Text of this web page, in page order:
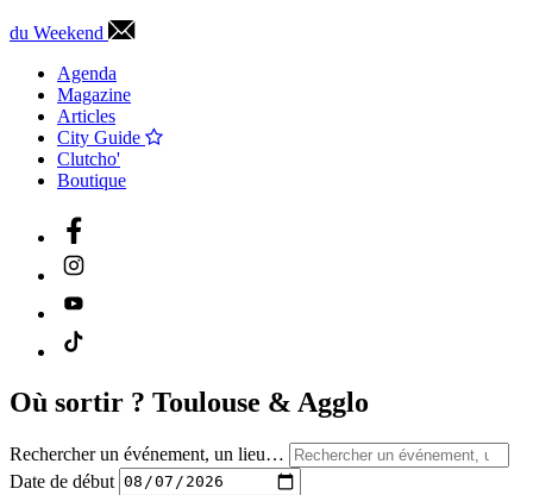
du Weekend
Agenda
Magazine
Articles
City Guide
Clutcho'
Boutique
Où sortir ? Toulouse & Agglo
Rechercher un événement, un lieu…
Date de début